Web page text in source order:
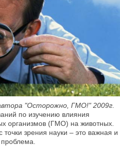
"Осторожно, ГМО!" 2009г.
по изучению влияния
организмов (ГМО) на животных.
зрения науки – это важная и